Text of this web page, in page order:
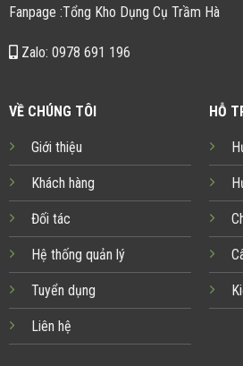
Fanpage :Tổng Kho Dụng Cụ Trầm Hà
Zalo: 0978 691 196
VỀ CHÚNG TÔI
Giới thiệu
Khách hàng
Đối tác
Hệ thống quản lý
Tuyển dụng
Liên hệ
HỖ